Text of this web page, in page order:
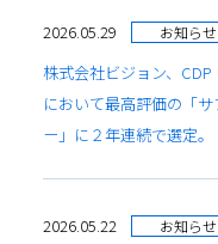
2026.05.29 お知らせ
株式会社ビジョン、CDP
において最高評価の「
ー」に２年連続で選定。
2026.05.22 お知らせ